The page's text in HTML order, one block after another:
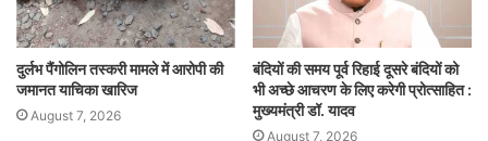
दुर्लभ पैंगोलिन तस्करी मामले में आरोपी की
जमानत याचिका खारिज
August 7, 2026
बंदियों की समय पूर्व रिहाई दूसरे बंदियों को
भी अच्छे आचरण के लिए करेगी प्रोत्साहित :
मुख्यमंत्री डॉ. यादव
August 7, 2026